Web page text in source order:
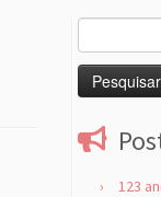
por:
123